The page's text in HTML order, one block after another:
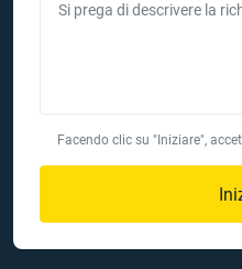
Si prega di descrivere la
Facendo clic su "Iniziare",